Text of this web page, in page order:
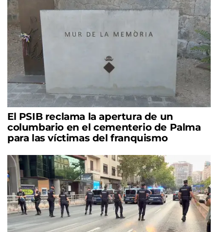
El PSIB reclama la apertura de un
columbario en el cementerio de Palma
para las víctimas del franquismo